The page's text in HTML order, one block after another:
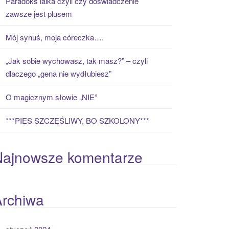
zawsze jest plusem
Mój synuś, moja córeczka….
„Jak sobie wychowasz, tak masz?” – czyli
dlaczego „gena nie wydłubiesz”
O magicznym słowie „NIE”
***PIES SZCZĘŚLIWY, BO SZKOLONY***
komentarze